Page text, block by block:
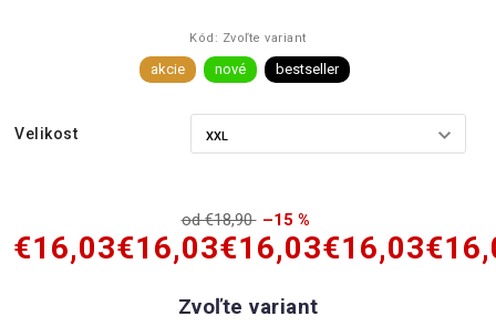
Kód: Zvoľte variant
akcie nové bestseller
Velikost
od €18,90 –15 %
€16,03€16,03€16,03€16,03
Zvoľte variant